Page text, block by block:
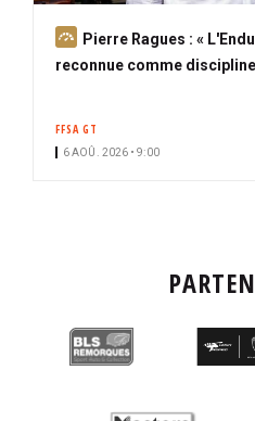
A
b
Pierre Ragues : «
reconnue comme
FFSA GT
6 AOÛ. 2026 • 9:00